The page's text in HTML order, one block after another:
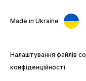
Made in Ukraine
Налаштування файлів
конфіденційності